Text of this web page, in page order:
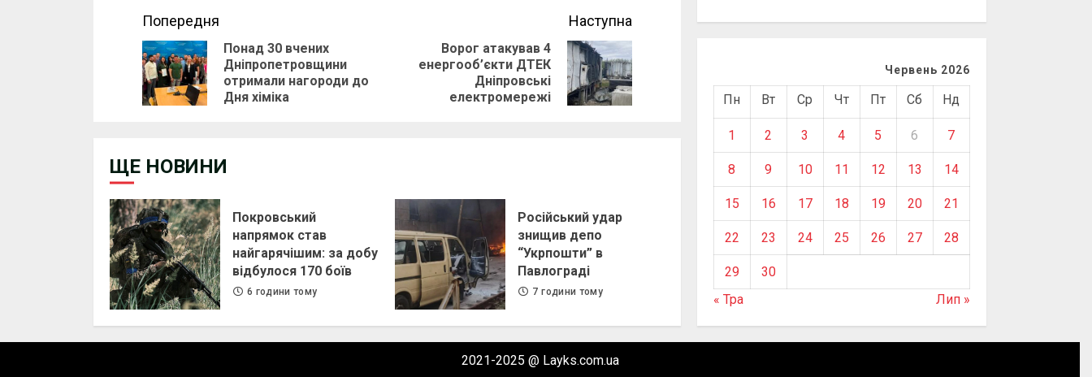
Continue
Reading
Попередня
Previous
Понад 30 вчених
Дніпропетровщини
отримали нагороди до
Дня хіміка
Наступна
Ворог атакував 4
енергооб’єкти ДТЕК
Дніпровські
електромережі
ЩЕ НОВИНИ
Покровський
напрямок став
найгарячішим: за добу
відбулося 170 боїв
6 години тому
Російський удар
знищив депо
“Укрпошти” в
Павлограді
7 години тому
Червень 2026
Пн Вт Ср Чт Пт Сб Нд
1 2 3 4 5 6 7
8 9 10 11 12 13 14
15 16 17 18 19 20 21
22 23 24 25 26 27 28
29
30
« Тра
Лип »
2021-2025 @ Layks.com.ua